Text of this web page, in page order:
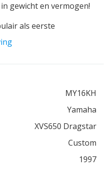
gewicht en vermogen!
als eerste
MY16KH
Yamaha
XVS650 Dragstar
Custom
1997